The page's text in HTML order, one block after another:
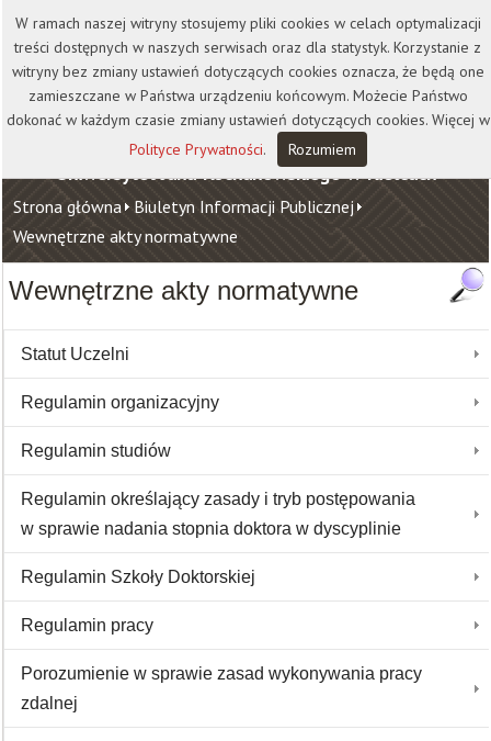
Kontakt Biblioteka
Wydawnictwo
Wirtualna Uczelnia
Uniwersytet Jana Kochanowskiego w Kielcach
Strona główna Biuletyn Informacji Publicznej
Wewnętrzne akty normatywne
Wewnętrzne akty normatywne
Statut Uczelni
Regulamin organizacyjny
Regulamin studiów
Regulamin określający zasady i tryb postępowania
w sprawie nadania stopnia doktora w dyscyplinie
Regulamin Szkoły Doktorskiej
Regulamin pracy
Porozumienie w sprawie zasad wykonywania pracy
zdalnej
W ramach naszej witryny stosujemy pliki cookies w celach optymalizacji
treści dostępnych w naszych serwisach oraz dla statystyk. Korzystanie z
witryny bez zmiany ustawień dotyczących cookies oznacza, że będą one
zamieszczane w Państwa urządzeniu końcowym. Możecie Państwo
dokonać w każdym czasie zmiany ustawień dotyczących cookies. Więcej w
Polityce Prywatności. Rozumiem